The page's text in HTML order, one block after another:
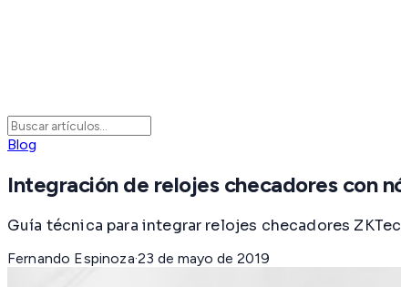
Blog
Integración de relojes checadores con
Guía técnica para integrar relojes checadores
Fernando Espinoza·23 de mayo de 2019